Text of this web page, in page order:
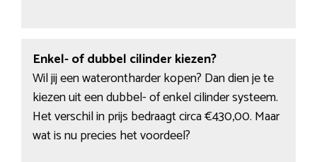
Enkel- of dubbel cilinder kiezen?
Wil jij een waterontharder kopen? Dan dien je te
kiezen uit een dubbel- of enkel cilinder systeem.
Het verschil in prijs bedraagt circa €430,00. Maar
wat is nu precies het voordeel?